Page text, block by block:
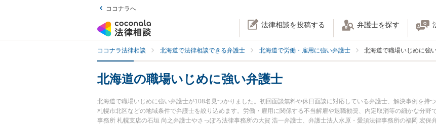
ココナラへ
法律相談を投稿する 弁護士を探す
ココナラ法律相談 北海道で法律相談できる弁護士 北海道で労働・雇用に強い弁護士 北海道で職場いじめに強
北海道の職場いじめに強い弁護士
北海道で職場いじめに強い弁護士が108名見つかりました。初回面談無料や休日面談に対応している弁護士、解決事例を持
札幌市北区などの地域条件で弁護士を絞り込めます。労働・雇用に関係する不当解雇や退職勧奨、内定取消等の細かな分野
事務所 札幌支店の石垣 尚之弁護士やさっぽろ法律事務所の大賀 浩一弁護士、弁護士法人水原・愛須法律事務所の福岡 宏